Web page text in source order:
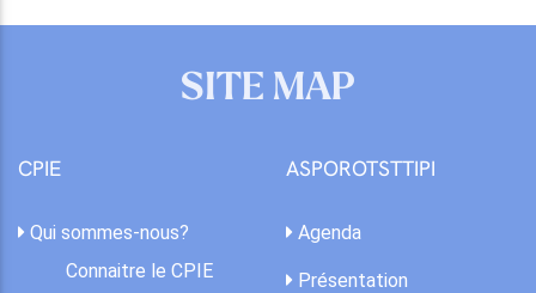
SITE MAP
CPIE
Qui sommes-nous?
Connaitre le CPIE
ASPOROTSTTIPI
Agenda
Présentation